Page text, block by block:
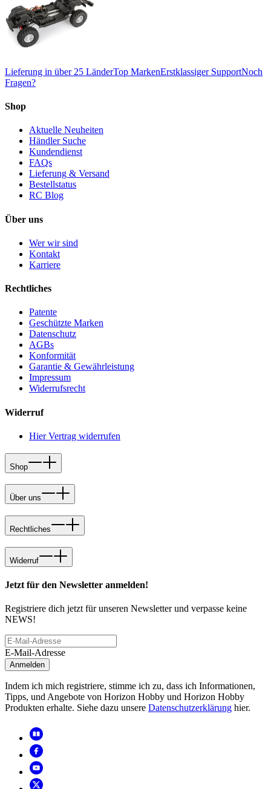
Lieferung in über 25 LänderTop MarkenErstklassiger SupportNoch
Fragen?
Shop
Aktuelle Neuheiten
Händler Suche
Kundendienst
FAQs
Lieferung & Versand
Bestellstatus
RC Blog
Über uns
Wer wir sind
Kontakt
Karriere
Rechtliches
Patente
Geschützte Marken
Datenschutz
AGBs
Konformität
Garantie & Gewährleistung
Impressum
Widerrufsrecht
Widerruf
Hier Vertrag widerrufen
Shop
Über uns
Rechtliches
Widerruf
Jetzt für den Newsletter anmelden!
Registriere dich jetzt für unseren Newsletter und verpasse keine
NEWS!
E-Mail-Adresse
Anmelden
Indem ich mich registriere, stimme ich zu, dass ich Informationen,
Tipps, und Angebote von Horizon Hobby und Horizon Hobby
Produkten erhalte. Siehe dazu unsere Datenschutzerklärung hier.